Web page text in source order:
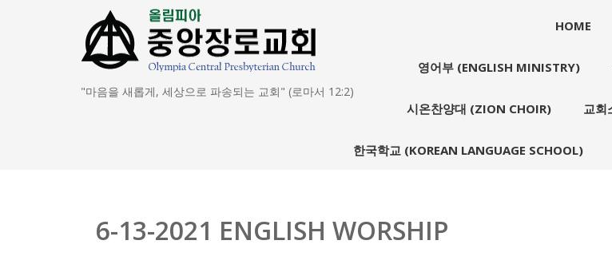
"마음을 새롭게, 세상으로 파송되는 교회" (로마서 12:2)
HOME
영어부 (ENGLISH MINISTRY)
시온찬양대 (ZION CHOIR) 교회
한국학교 (KOREAN LANGUAGE SCHOOL)
6-13-2021 ENGLISH WORSHIP